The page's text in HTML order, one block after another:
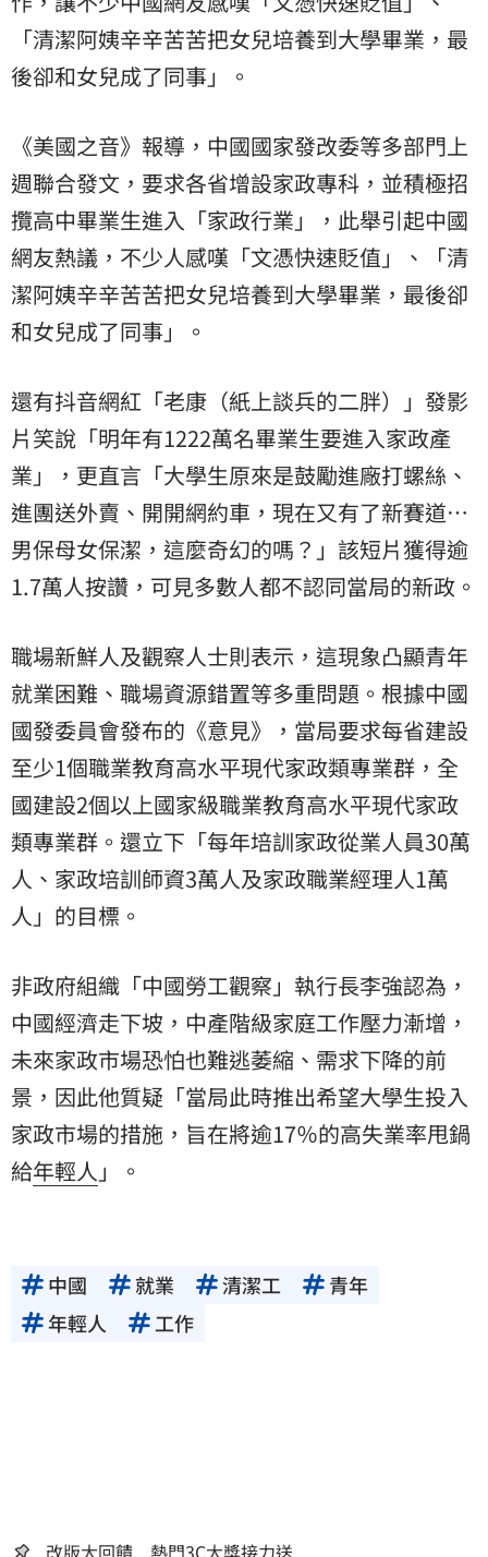
「清潔阿姨辛辛苦苦把女兒培養到大學畢業，最
後卻和女兒成了同事」。
《美國之音》報導，中國國家發改委等多部門上
週聯合發文，要求各省增設家政專科，並積極招
攬高中畢業生進入「家政行業」，此舉引起中國
網友熱議，不少人感嘆「文憑快速貶值」、「清
潔阿姨辛辛苦苦把女兒培養到大學畢業，最後卻
和女兒成了同事」。
還有抖音網紅「老康（紙上談兵的二胖）」發影
片笑說「明年有1222萬名畢業生要進入家政產
業」，更直言「大學生原來是鼓勵進廠打螺絲、
進團送外賣、開開網約車，現在又有了新賽道…
男保母女保潔，這麼奇幻的嗎？」該短片獲得逾
1.7萬人按讚，可見多數人都不認同當局的新政。
職場新鮮人及觀察人士則表示，這現象凸顯青年
就業困難、職場資源錯置等多重問題。根據中國
國發委員會發布的《意見》，當局要求每省建設
至少1個職業教育高水平現代家政類專業群，全
國建設2個以上國家級職業教育高水平現代家政
類專業群。還立下「每年培訓家政從業人員30萬
人、家政培訓師資3萬人及家政職業經理人1萬
人」的目標。
非政府組織「中國勞工觀察」執行長李強認為，
中國經濟走下坡，中產階級家庭工作壓力漸增，
未來家政市場恐怕也難逃萎縮、需求下降的前
景，因此他質疑「當局此時推出希望大學生投入
家政市場的措施，旨在將逾17％的高失業率甩鍋
給年輕人 」。
中國 就業 清潔工
青年
年輕人
工作
改版大回饋 熱門3C大獎接力送